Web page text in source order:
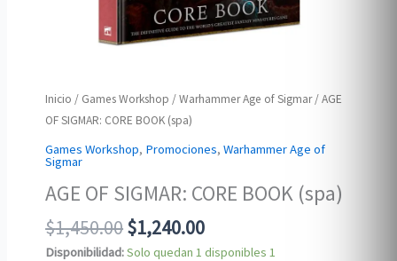
Inicio / Games Workshop /Warhammer Age of Sigmar/ AGE
OF SIGMAR: CORE BOOK (spa)
Games Workshop, Promociones,Warhammer Age of
Sigmar
AGE OF SIGMAR: CORE BOOK (spa)
$1,450.00Original
price
$1,240.00Current
price
Disponibilidad:Solo quedan 1 disponibles 1